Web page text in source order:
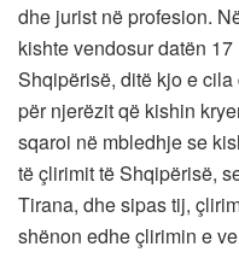
dhe jurist në profesion.
kishte vendosur datën
Shqipërisë, ditë kjo e
për njerëzit që kishin
sqaroi në mbledhje se
të çlirimit të Shqipërisë,
Tirana, dhe sipas tij,
shënon edhe çlirimin e